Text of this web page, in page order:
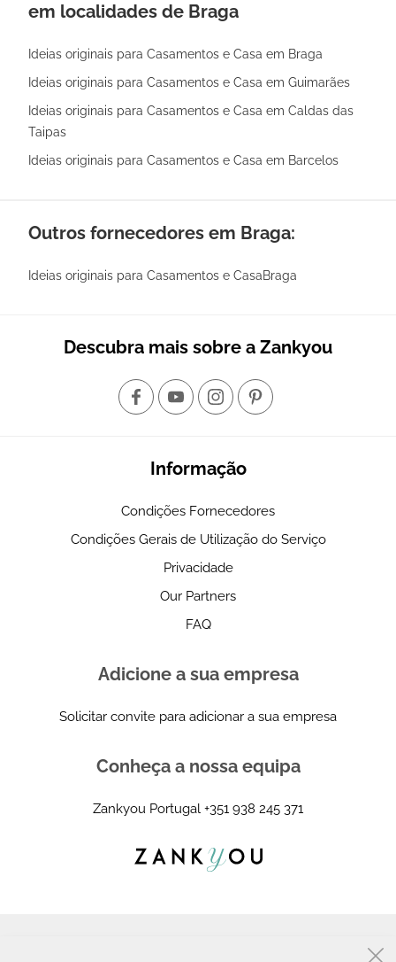
em localidades de Braga
Ideias originais para Casamentos e Casa em Braga
Ideias originais para Casamentos e Casa em Guimarães
Ideias originais para Casamentos e Casa em Caldas das
Taipas
Ideias originais para Casamentos e Casa em Barcelos
Outros fornecedores em Braga:
Ideias originais para Casamentos e CasaBraga
Descubra mais sobre a Zankyou
Informação
Condições Fornecedores
Condições Gerais de Utilização do Serviço
Privacidade
Our Partners
FAQ
Adicione a sua empresa
Solicitar convite para adicionar a sua empresa
Conheça a nossa equipa
Zankyou Portugal +351 938 245 371